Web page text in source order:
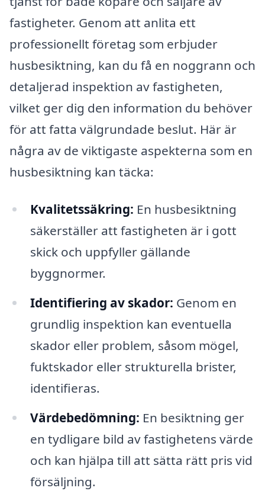
fastigheter. Genom att anlita ett
professionellt företag som erbjuder
husbesiktning, kan du få en noggrann och
detaljerad inspektion av fastigheten,
vilket ger dig den information du behöver
för att fatta välgrundade beslut. Här är
några av de viktigaste aspekterna som en
husbesiktning kan täcka:
Kvalitetssäkring: En husbesiktning
säkerställer att fastigheten är i gott
skick och uppfyller gällande
byggnormer.
Identifiering av skador: Genom en
grundlig inspektion kan eventuella
skador eller problem, såsom mögel,
fuktskador eller strukturella brister,
identifieras.
Värdebedömning: En besiktning ger
en tydligare bild av fastighetens värde
och kan hjälpa till att sätta rätt pris vid
försäljning.